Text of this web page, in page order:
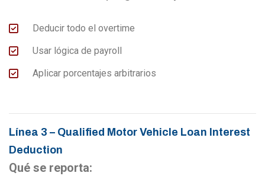
Deducir todo el overtime
Usar lógica de payroll
Aplicar porcentajes arbitrarios
Línea 3 – Qualified Motor Vehicle Loan Interest
Deduction
Qué se reporta: